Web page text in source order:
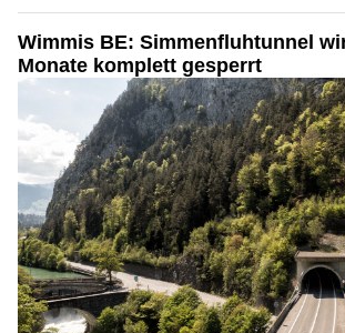
Wimmis BE: Simmenfluhtunnel
Monate komplett gesperrt